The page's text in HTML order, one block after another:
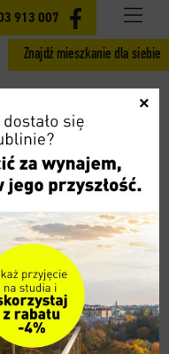
913 007
Znajdź mieszkanie dla siebie
ETAP I
×